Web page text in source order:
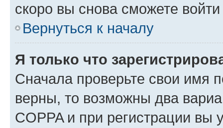
скоро вы снова сможете
Вернуться к началу
Я только что
Сначала проверьте свои имя
верны, то возможны два
COPPA и при регистрации вы